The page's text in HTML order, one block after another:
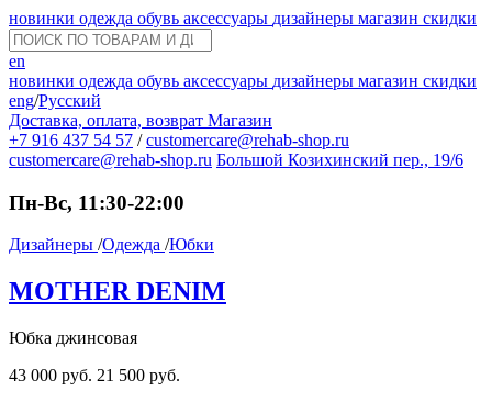
новинки одежда обувь аксессуары дизайнеры магазин скидки
en
новинки одежда обувь аксессуары дизайнеры магазин скидки
eng/Русский
Доставка, оплата, возврат Магазин
+7 916 437 54 57 / customercare@rehab-shop.ru
customercare@rehab-shop.ru Большой Козихинский пер., 19/6
Пн-Вс, 11:30-22:00
Дизайнеры /Одежда /Юбки
MOTHER DENIM
Юбка джинсовая
43 000 руб. 21 500 руб.